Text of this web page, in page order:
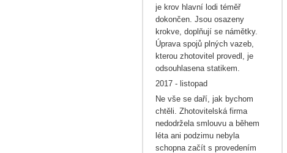
je krov hlavní lodi téměř
dokončen. Jsou osazeny
krokve, doplňují se námětky.
Úprava spojů plných vazeb,
kterou zhotovitel provedl, je
odsouhlasena statikem.
2017 - listopad
Ne vše se daří, jak bychom
chtěli. Zhotovitelská firma
nedodržela smlouvu a během
léta ani podzimu nebyla
schopna začít s provedením